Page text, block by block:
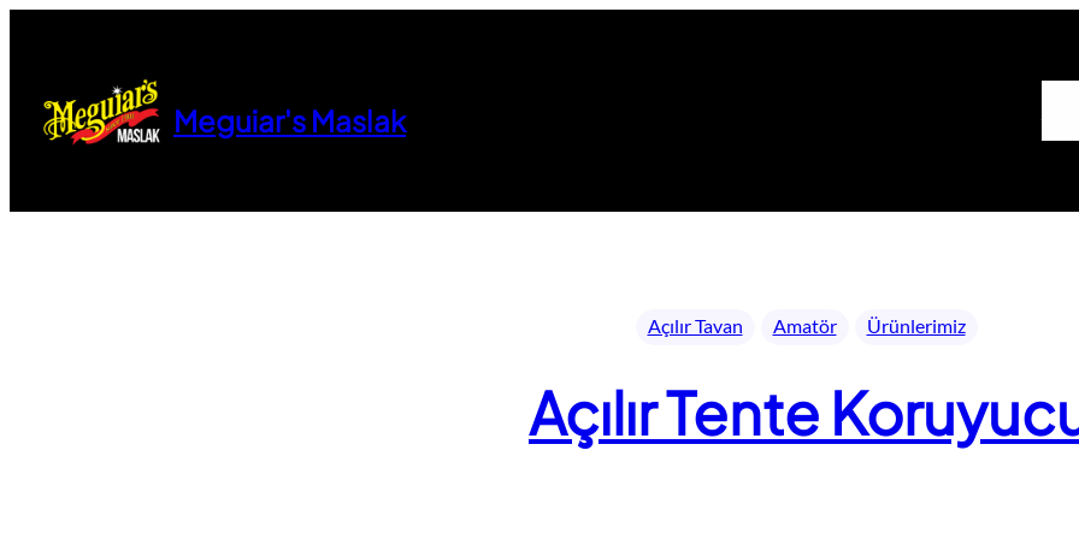
Meguiar's Maslak
Açılır Tavan Amatör Ürünlerimiz
Açılır Tente